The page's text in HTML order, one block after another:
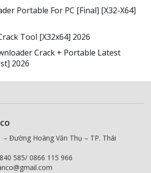
Portable For PC [Final] [x32-X64]
Tool [x32x64] 2026
Crack + Portable Latest
2026
– Đường Hoàng Văn Thụ – TP. Thái
585/ 0866 115 966